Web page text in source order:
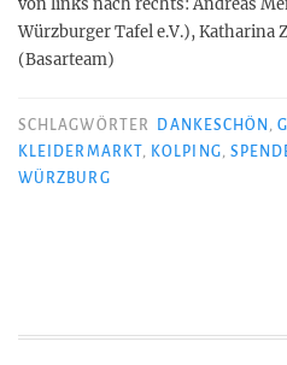
von links nach rechts: Andreas
Würzburger Tafel e.V.), Katharina
(Basarteam)
SCHLAGWÖRTER DANKESCHÖN ,
KLEIDERMARKT, KOLPING,
WÜRZBURG